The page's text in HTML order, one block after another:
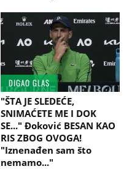
DIGAO GLAS
"ŠTA JE SLEDEĆE,
SNIMAĆETE ME I DOK
SE..." Đoković BESAN KAO
RIS ZBOG OVOGA!
"Iznenađen sam što
nemamo..."